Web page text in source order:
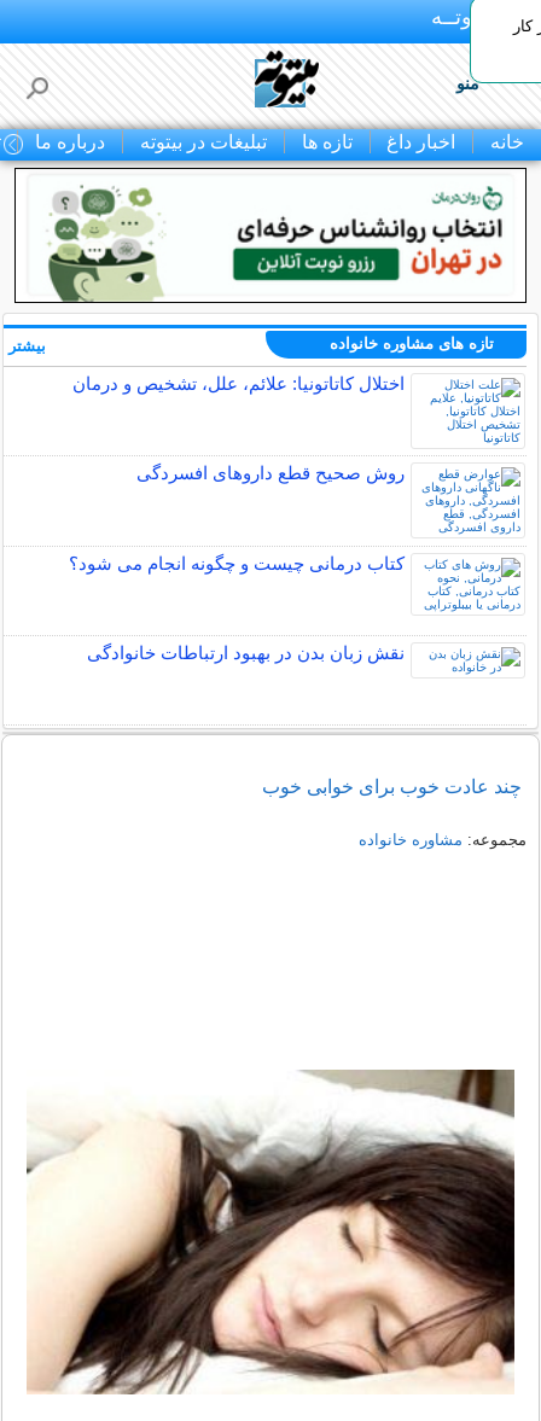
بـیتوتــه
منو
خانه اخبار داغ تازه ها تبلیغات در بیتوته درباره ما
تازه های مشاوره خانواده
اختلال کاتاتونیا: علائم، علل، تشخیص و درمان
روش صحیح قطع داروهای افسردگی
کتاب درمانی چیست و چگونه انجام می شود؟
نقش زبان بدن در بهبود ارتباطات خانوادگی
بیشتر
چند عادت خوب برای خوابی خوب
مجموعه: مشاوره خانواده